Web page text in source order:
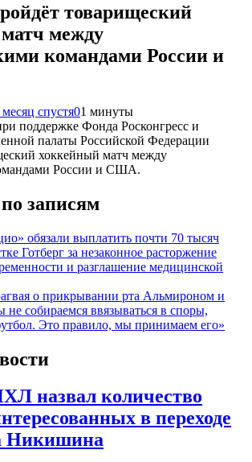
товарищеский
между
командами России и
месяц спустя01 минуты
поддержке Фонда Росконгресс и
палаты Российской Федерации
хоккейный матч между
России и США.
записям
обязали выплатить почти 70 тысяч
Готберг за незаконное расторжение
и разглашение медицинской
о прикрывании рта Альмироном и
собираемся ввязываться в споры,
Это правило, мы принимаем его»
назвал количество
в переходе
Никишина